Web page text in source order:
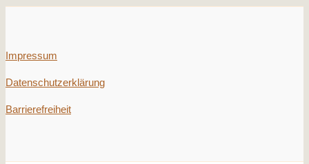
Impressum
Datenschutzerklärung
Barrierefreiheit